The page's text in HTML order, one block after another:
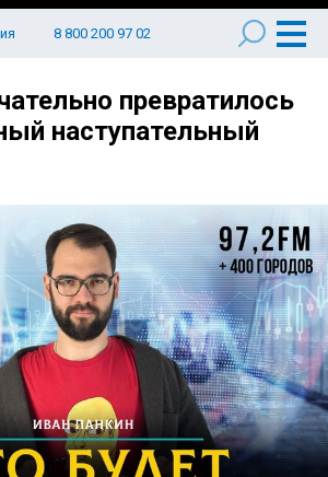
8 800 200 97 02
превратилось
наступательный